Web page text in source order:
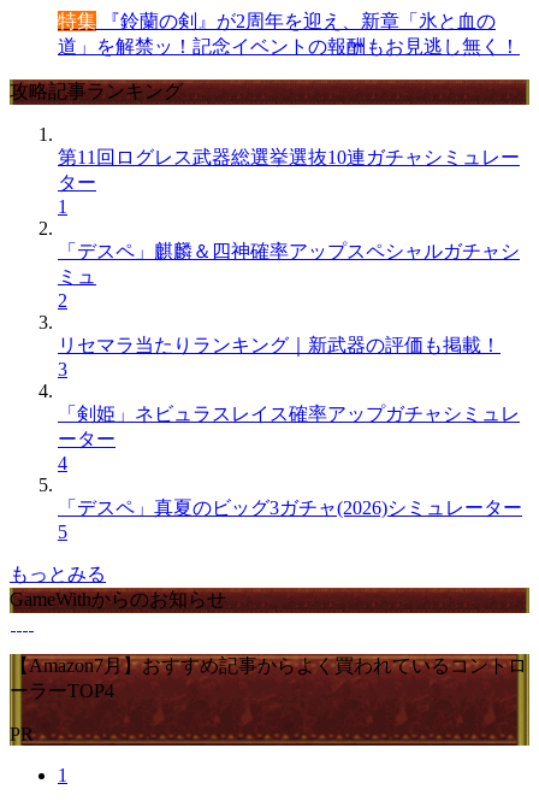
特集 『鈴蘭の剣』が2周年を迎え、新章「氷と血の
道」を解禁ッ！記念イベントの報酬もお見逃し無く！
攻略記事ランキング
第11回ログレス武器総選挙選抜10連ガチャシミュレー
ター
1
「デスペ」麒麟＆四神確率アップスペシャルガチャシ
ミュ
2
リセマラ当たりランキング｜新武器の評価も掲載！
3
「剣姫」ネビュラスレイス確率アップガチャシミュレ
ーター
4
「デスペ」真夏のビッグ3ガチャ(2026)シミュレーター
5
もっとみる
GameWithからのお知らせ
【Amazon7月】おすすめ記事からよく買われているコントロ
ーラーTOP4
PR
1